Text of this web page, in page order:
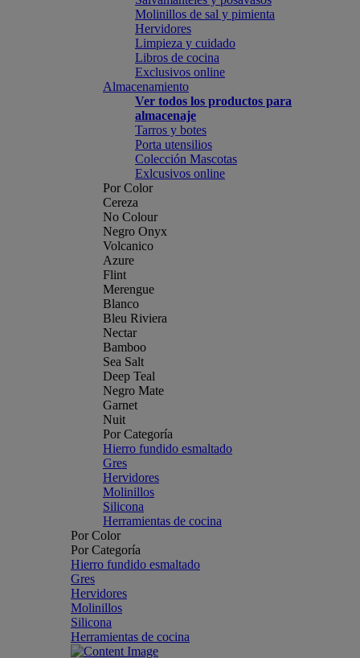
Molinillos de sal y pimienta
Hervidores
Limpieza y cuidado
Libros de cocina
Exclusivos online
Almacenamiento
Ver todos los productos para
almacenaje
Tarros y botes
Porta utensilios
Colección Mascotas
Exlcusivos online
Por Color
Cereza
No Colour
Negro Onyx
Volcanico
Azure
Flint
Merengue
Blanco
Bleu Riviera
Nectar
Bamboo
Sea Salt
Deep Teal
Negro Mate
Garnet
Nuit
Por Categoría
Hierro fundido esmaltado
Gres
Hervidores
Molinillos
Silicona
Herramientas de cocina
Por Color
Por Categoría
Hierro fundido esmaltado
Gres
Hervidores
Molinillos
Silicona
Herramientas de cocina